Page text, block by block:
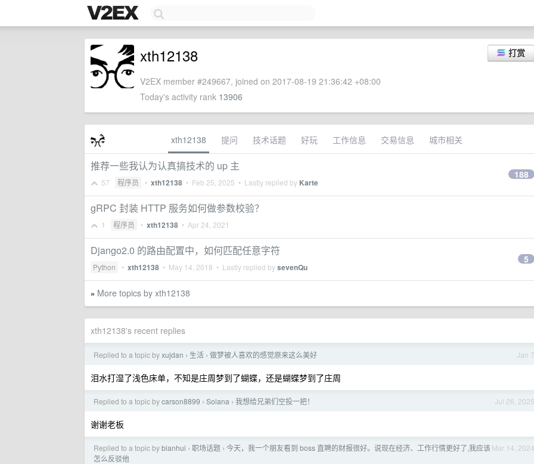
打赏
xth12138
V2EX member #249667, joined on 2017-08-19 21:36:42 +08:00
Today's activity rank 13906
xth12138 提问 技术话题 好玩 工作信息 交易信息 城市相关
推荐一些我认为认真搞技术的 up 主
57 程序员 • xth12138 • Feb 25, 2025 • Lastly replied by Karte
188
gRPC 封装 HTTP 服务如何做参数校验？
1 程序员 • xth12138 • Apr 24, 2021
Django2.0 的路由配置中，如何匹配任意字符
Python • xth12138 • May 14, 2018 • Lastly replied bysevenQu
5
» More topics by xth12138
xth12138's recent replies
Jan 7
Replied to a topic byxujdan › 生活 › 做梦被人喜欢的感觉原来这么美好
泪水打湿了浅色床单，不知是庄周梦到了蝴蝶，还是蝴蝶梦到了庄周
Jul 26, 2025
Replied to a topic bycarson8899 › Solana › 我想给兄弟们空投一把！
谢谢老板
Mar 14, 2024
Replied to a topic bybianhui › 职场话题 › 今天，我一个朋友看到 boss 直聘的财报很好。说现在经济、工作行情更好了,我应该
怎么反驳他